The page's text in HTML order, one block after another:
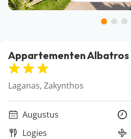
Appartementen Albatros
Laganas, Zakynthos
Augustus
Logies